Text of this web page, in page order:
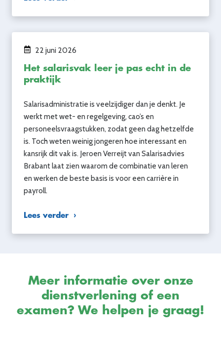
22 juni 2026
Het salarisvak leer je pas echt in de
praktijk
Salarisadministratie is veelzijdiger dan je denkt. Je
werkt met wet- en regelgeving, cao’s en
personeelsvraagstukken, zodat geen dag hetzelfde
is. Toch weten weinig jongeren hoe interessant en
kansrijk dit vak is. Jeroen Verreijt van Salarisadvies
Brabant laat zien waarom de combinatie van leren
en werken de beste basis is voor een carrière in
payroll.
Lees verder
Meer informatie over onze
dienstverlening of een
examen? We helpen je graag!